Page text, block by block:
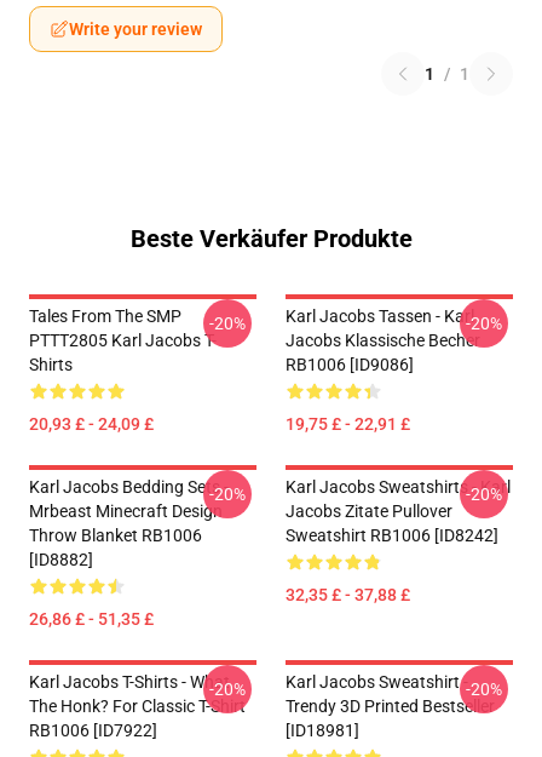
Write your review
1 / 1
Beste Verkäufer Produkte
Tales From The SMP
PTTT2805 Karl Jacobs T-
Shirts
20,93 £ - 24,09 £
-20%
Karl Jacobs Tassen - Karl
Jacobs Klassische Becher
RB1006 [ID9086]
19,75 £ - 22,91 £
-20%
Karl Jacobs Bedding Sets -
Mrbeast Minecraft Design
Throw Blanket RB1006
[ID8882]
26,86 £ - 51,35 £
-20%
Karl Jacobs Sweatshirts - Karl
Jacobs Zitate Pullover
Sweatshirt RB1006 [ID8242]
32,35 £ - 37,88 £
-20%
Karl Jacobs T-Shirts - What
The Honk? For Classic T-Shirt
RB1006 [ID7922]
-20%
Karl Jacobs Sweatshirt -
Trendy 3D Printed Bestseller
[ID18981]
-20%